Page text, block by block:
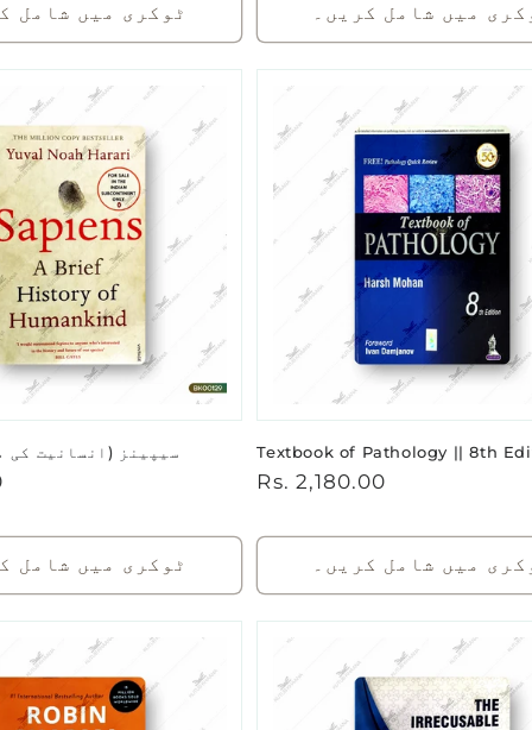
ٹوکری میں شامل میں شامل کریں۔
سیپینز (انسانیت کی
ٹوکری میں شامل
Textbook of Pathology || 8th
باقاعدہ
Rs. 2,180.00
میں شامل کریں۔